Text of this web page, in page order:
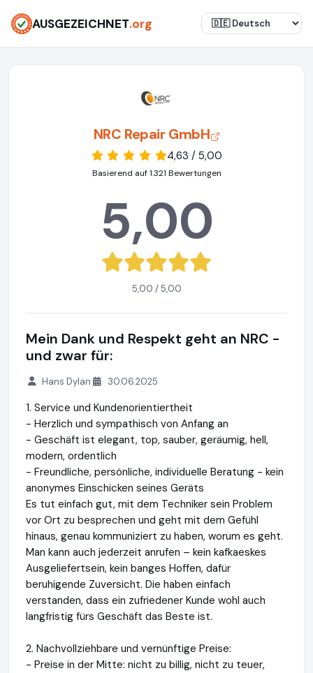
AUSGEZEICHNET.org
NRC Repair GmbH
4,63 / 5,00
Basierend auf 1.321 Bewertungen
5,00
5,00 / 5,00
Mein Dank und Respekt geht an NRC -
und zwar für:
Hans Dylan 30.06.2025
1. Service und Kundenorientiertheit
- Herzlich und sympathisch von Anfang an
- Geschäft ist elegant, top, sauber, geräumig, hell,
modern, ordentlich
- Freundliche, persönliche, individuelle Beratung - kein
anonymes Einschicken seines Geräts
Es tut einfach gut, mit dem Techniker sein Problem
vor Ort zu besprechen und geht mit dem Gefühl
hinaus, genau kommuniziert zu haben, worum es geht.
Man kann auch jederzeit anrufen – kein kafkaeskes
Ausgeliefertsein, kein banges Hoffen, dafür
beruhigende Zuversicht. Die haben einfach
verstanden, dass ein zufriedener Kunde wohl auch
langfristig fürs Geschäft das Beste ist.
2. Nachvollziehbare und vernünftige Preise:
- Preise in der Mitte: nicht zu billig, nicht zu teuer,